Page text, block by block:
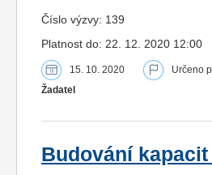
Číslo výzvy: 139
Platnost do: 22. 12. 2020 12:00
15. 10. 2020 Určeno
Žadatel
Budování